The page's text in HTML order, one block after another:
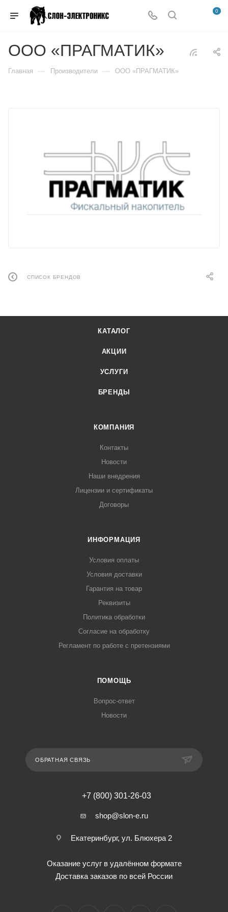
0
ООО «ПРАГМАТИК»
Главная — Производители — ООО «ПРАГМАТИК»
СПИСОК БРЕНДОВ
КАТАЛОГ
АКЦИИ
УСЛУГИ
БРЕНДЫ
КОМПАНИЯ
Контакты
Новости
Наши внедрения
Лицензии и сертификаты
Договоры
ИНФОРМАЦИЯ
Условия оплаты
Условия доставки
Гарантия на товар
Реквизиты
Политика обработки
Согласие на обработку
Регламент по работе с претензиями
ПОМОЩЬ
Вопрос-ответ
Новости
ОБРАТНАЯ СВЯЗЬ
+7 (800) 301-26-03
shop@slon-e.ru
Екатеринбург, ул. Блюхера 2
Оказание услуг в удалённом формате
Доставка заказов по всей России